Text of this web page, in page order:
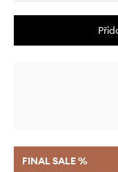
FINAL SALE %